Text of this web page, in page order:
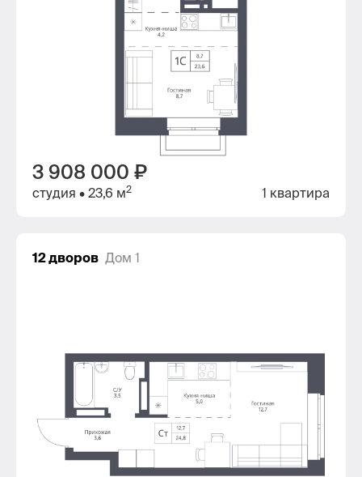
3 908 000 ₽
1 квартира
студия • 23,6 м2
12 дворов Дом 1